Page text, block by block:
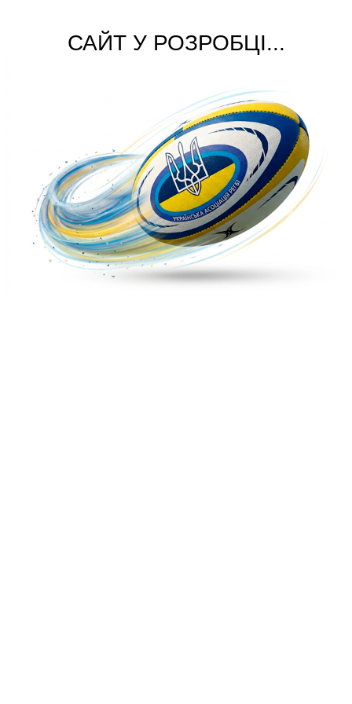
САЙТ У РОЗРОБЦІ...